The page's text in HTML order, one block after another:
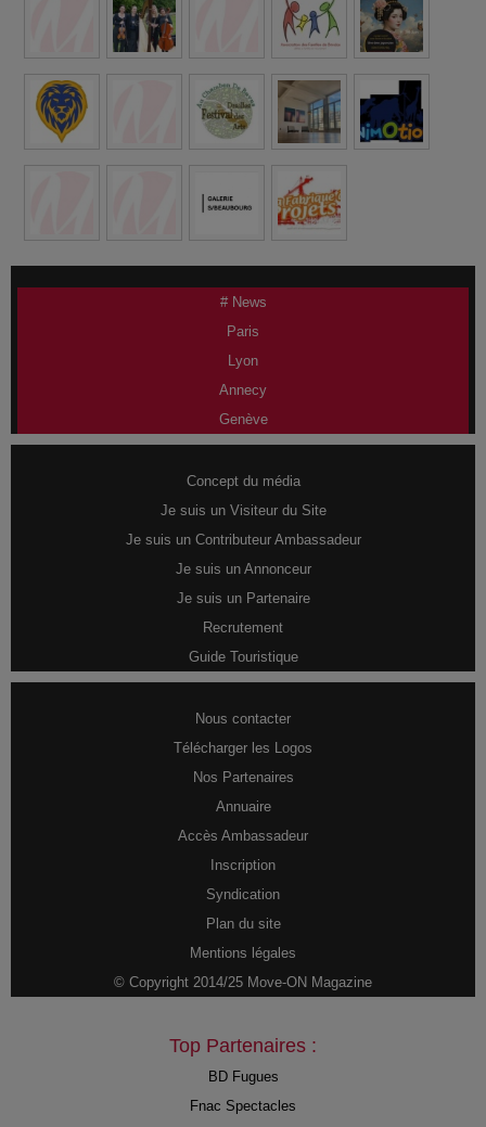
# News
Paris
Lyon
Annecy
Genève
Concept du média
Je suis un Visiteur du Site
Je suis un Contributeur Ambassadeur
Je suis un Annonceur
Je suis un Partenaire
Recrutement
Guide Touristique
Nous contacter
Télécharger les Logos
Nos Partenaires
Annuaire
Accès Ambassadeur
Inscription
Syndication
Plan du site
Mentions légales
© Copyright 2014/25 Move-ON Magazine
Top Partenaires :
BD Fugues
Fnac Spectacles